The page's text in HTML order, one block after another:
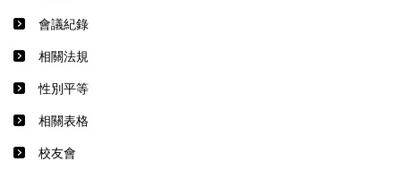
會議紀錄
相關法規
性別平等
相關表格
校友會